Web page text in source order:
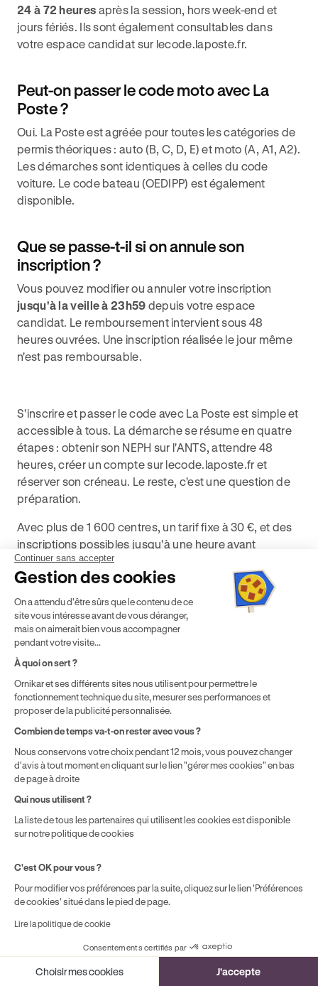
24 à 72 heures après la session, hors week-end et
jours fériés. Ils sont également consultables dans
votre espace candidat sur lecode.laposte.fr.
Peut-on passer le code moto avec La
Poste ?
Oui. La Poste est agréée pour toutes les catégories de
permis théoriques : auto (B, C, D, E) et moto (A, A1, A2).
Les démarches sont identiques à celles du code
voiture. Le code bateau (OEDIPP) est également
disponible.
Que se passe-t-il si on annule son
inscription ?
Vous pouvez modifier ou annuler votre inscription
jusqu'à la veille à 23h59 depuis votre espace
candidat. Le remboursement intervient sous 48
heures ouvrées. Une inscription réalisée le jour même
n'est pas remboursable.
S'inscrire et passer le code avec La Poste est simple et
accessible à tous. La démarche se résume en quatre
étapes : obtenir son NEPH sur l'ANTS, attendre 48
heures, créer un compte sur lecode.laposte.fr et
réserver son créneau. Le reste, c'est une question de
préparation.
Avec plus de 1 600 centres, un tarif fixe à 30 €, et des
inscriptions possibles jusqu'à une heure avant
l'examen, La Poste offre la solution la plus flexible du
marché. Une fois votre code en poche, la suite de
votre parcours peut commencer avec Ornikar, pour les
leçons de conduite.
Le contenu dans cet article présente uniquement un
Ornikar (à savoir les entités Marianne Formation SAS et
Ornikar Assurances). Cette dernière décline toute
responsabilité sur les décisions et conséquences qui
pourraient en découler.
Résumer cet article avec :
Nos conseils d'experts
Continuer sans accepter
Gestion des cookies
On a attendu d'être sûrs que le contenu de ce
site vous intéresse avant de vous déranger,
mais on aimerait bien vous accompagner
pendant votre visite...
À quoi on sert ?
Ornikar et ses différents sites nous utilisent pour permettre le
fonctionnement technique du site, mesurer ses performances et
proposer de la publicité personnalisée.
Combien de temps va-t-on rester avec vous ?
Nous conservons votre choix pendant 12 mois, vous pouvez changer
d'avis à tout moment en cliquant sur le lien "gérer mes cookies" en bas
de page à droite
Qui nous utilisent ?
La liste de tous les partenaires qui utilisent les cookies est disponible
sur notre politique de cookies
C'est OK pour vous ?
Pour modifier vos préférences par la suite, cliquez sur le lien 'Préférences
de cookies' situé dans le pied de page.
Lire la politique de cookie
Consentements certifiés par
Choisir mes cookies J'accepte
Cookies